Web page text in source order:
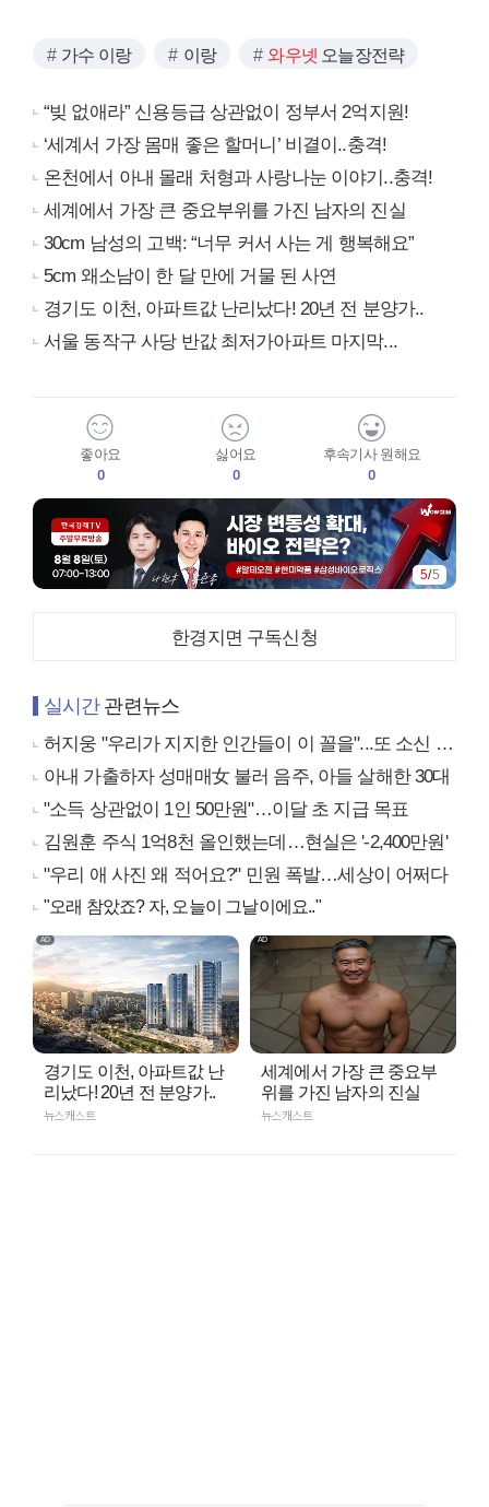
가수 이랑 이랑 와우넷 오늘장전략
“빚 없애라” 신용등급 상관없이 정부서 2억지원!
‘세계서 가장 몸매 좋은 할머니’ 비결이..충격!
온천에서 아내 몰래 처형과 사랑나눈 이야기..충격!
세계에서 가장 큰 중요부위를 가진 남자의 진실
30cm 남성의 고백: “너무 커서 사는 게 행복해요”
5cm 왜소남이 한 달 만에 거물 된 사연
경기도 이천, 아파트값 난리났다! 20년 전 분양가..
서울 동작구 사당 반값 최저가아파트 마지막...
좋아요
0
싫어요
0
후속기사 원해요
0
5/5
한경지면 구독신청
실시간관련뉴스
허지웅 "우리가 지지한 인간들이 이 꼴을"...또 소신 발언
아내 가출하자 성매매女 불러 음주, 아들 살해한 30대
"소득 상관없이 1인 50만원"…이달 초 지급 목표
김원훈 주식 1억8천 올인했는데…현실은 '-2,400만원'
"우리 애 사진 왜 적어요?" 민원 폭발…세상이 어쩌다
"오래 참았죠? 자, 오늘이 그날이에요.."
경기도 이천, 아파트값 난
리났다! 20년 전 분양가..
뉴스캐스트
세계에서 가장 큰 중요부
위를 가진 남자의 진실
뉴스캐스트